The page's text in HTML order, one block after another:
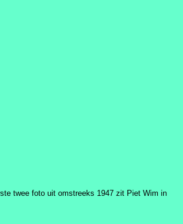
twee foto uit omstreeks 1947 zit Piet Wim in